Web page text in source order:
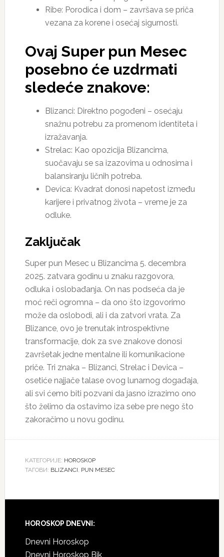
Ribe: Porodica i dom – završava se priča
vezana za korene i osećaj sigurnosti.
Ovaj Super pun Mesec
posebno će uzdrmati
sledeće znakove:
Blizanci: Direktno pogođeni – osećaju
snažnu potrebu za promenom identiteta i
izražavanja.
Strelac: Kao opozicija Blizancima,
suočavaju se sa izazovima u odnosima i
balansiranju ličnih potreba.
Devica: Kvadrat donosi napetost između
karijere i privatnog života – vreme je za
odluke.
Zaključak
Super pun Mesec u Blizancima 5. decembra
2025. zatvara godinu u znaku razgovora,
odluka i oslobađanja. On nas podseća da je
moć reči ogromna – da ono što izgovorimo
može da oslobodi, ali i da zatvori vrata. Za
Blizance, ovo je trenutak introspektivne
transformacije, dok za sve znakove donosi
završetak jedne mentalne ili komunikacione
priče. Tri znaka – Blizanci, Strelac i Devica –
osetiće najjače talase ovog lunarnog događaja,
ali svi ćemo biti pozvani da jasno izrazimo ono
što želimo da ostavimo iza sebe pre nego što
zakoračimo u novu godinu.
КАТЕГОРИЈЕ: HOROSKOP
ТАГОВИ: BLIZANCI, PUN MESEC
Footer
HOROSKOP DNEVNI:
Dnevni Horoskop
Dnevni Horoskop Bik